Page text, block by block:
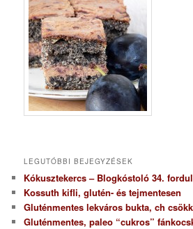
LEGUTÓBBI BEJEGYZÉSEK
Kókusztekercs – Blogkóstoló 34.
Kossuth kifli, glutén- és tejmentesen
Gluténmentes lekváros bukta, ch
Gluténmentes, paleo “cukros”